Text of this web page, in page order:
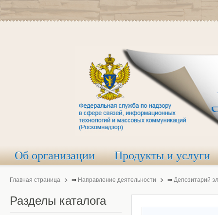
Об организации Продукты и услуги
Главная страница ⇒ Направление деятельности ⇒ Депозитарий
Разделы каталога